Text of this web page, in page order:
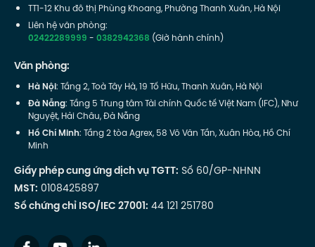
TT1-12 Khu đô thị Phùng Khoang, Phường Thanh Xuân, Hà Nội
Liên hệ văn phòng:
02422289999-0382942368 (Giờ hành chính)
Văn phòng:
Hà Nội: Tầng 2, Toà Tây Hà, 19 Tố Hữu, Thanh Xuân, Hà Nội
Đà Nẵng: Tầng 5 Trung tâm Tài chính Quốc tế Việt Nam (IFC), Như
Nguyệt, Hải Châu, Đà Nẵng
Hồ Chí Minh: Tầng 2 tòa Agrex, 58 Võ Văn Tần, Xuân Hòa, Hồ Chí
Minh
Giấy phép cung ứng dịch vụ TGTT: Số 60/GP-NHNN
MST: 0108425897
Số chứng chỉ ISO/IEC 27001: 44 121 251780